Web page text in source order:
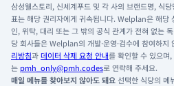
삼성웰스토리, 신세계푸드 및 각 사의 브랜드명, 식
표는 해당 권리자에게 귀속됩니다. Welplan은 해당
인, 위탁, 대리 또는 그 밖의 공식 관계가 전혀 없는
당 회사들은 Welplan의 개발·운영·검수에 참여하지
리방침과데이터 삭제 요청 안내를 확인할 수 있으며
는 pmh_only@pmh.codes로 연락해 주세요.
매일 메뉴를 찾아보지 않아도 돼요선택한 식당의